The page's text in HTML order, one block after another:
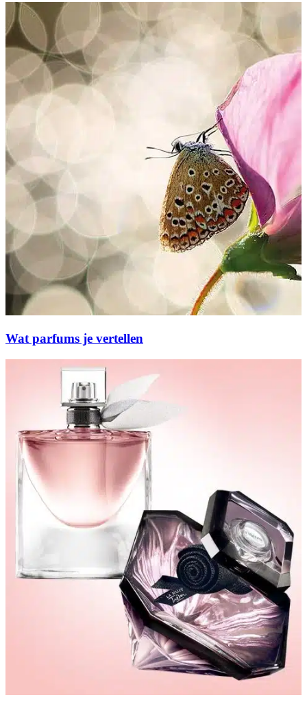
Wat parfums je vertellen